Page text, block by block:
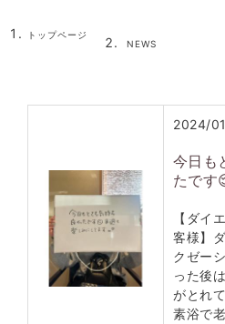
トップページ
NEWS
2024/
今日も
たです
【ダイ
客様】
クゼー
った後
がとれ
素浴で